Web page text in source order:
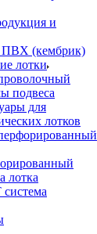
и
ПВХ (кембрик)
лотки
подвеса
для
лотков
лотка